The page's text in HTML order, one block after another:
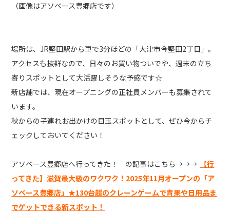
（画像はアソベース豊郷店です）
場所は、JR堅田駅から車で3分ほどの「大津市今堅田2丁目」。
アクセスも抜群なので、日々のお買い物ついでや、週末の立ち
寄りスポットとして大活躍しそうな予感です☆
新店舗では、現在オープニングの正社員メンバーも募集されて
います。
秋からの子連れお出かけの目玉スポットとして、ぜひ今からチ
ェックしておいてください！
アソベース豊郷店へ行ってきた！ の記事はこちら→→→
【行
ってきた】滋賀最大級のワクワク！2025年11月オープンの「ア
ソベース豊郷店」★130台超のクレーンゲームで青果や日用品ま
でゲットできる新スポット！